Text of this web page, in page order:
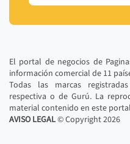
El portal de negocios de
información comercial de 11
Todas las marcas
respectiva o de Gurú. La
material contenido en este
AVISO LEGAL© Copyright2026